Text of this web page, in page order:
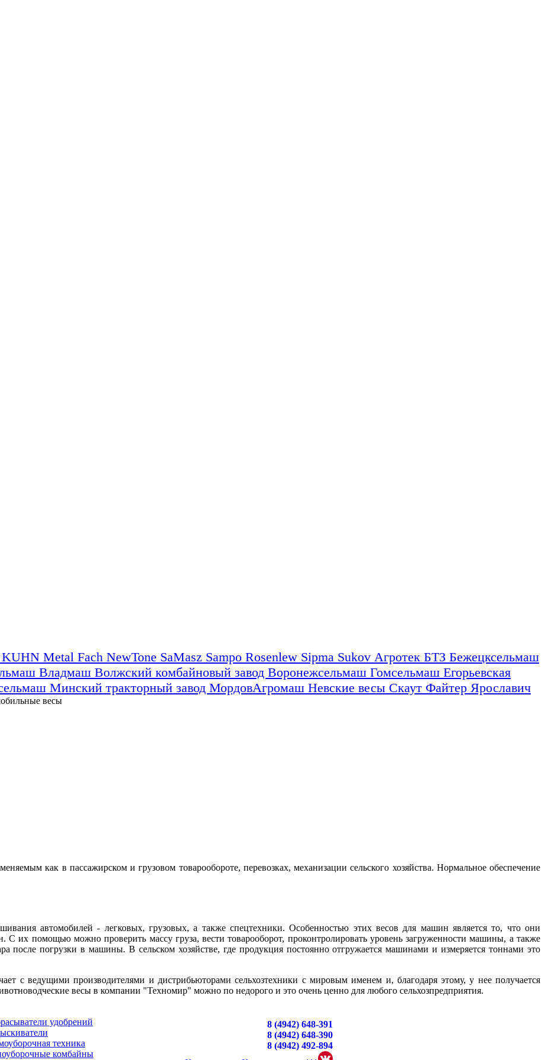
KUHN Metal Fach NewTone SaMasz Sampo Rosenlew Sipma Sukov Агротек БТЗ Бежецксельмаш
Владмаш Волжский комбайновый завод Воронежсельмаш Гомсельмаш Егорьевская
Минский тракторный завод МордовАгромаш Невские весы Скаут Файтер Ярославич
весы
как в пассажирском и грузовом товарообороте, перевозках, механизации сельского хозяйства. Нормальное обеспечение
автомобилей - легковых, грузовых, а также спецтехники. Особенностью этих весов для машин является то, что они
С их помощью можно проверить массу груза, вести товарооборот, проконтролировать уровень загруженности машины, а также
после погрузки в машины. В сельском хозяйстве, где продукция постоянно отгружается машинами и измеряется тоннами это
с ведущими производителями и дистрибьюторами сельхозтехники с мировым именем и, благодаря этому, у нее получается
весы в компании "Техномир" можно по недорого и это очень ценно для любого сельхозпредприятия.
удобрений
техника
комбайны
8 (4942) 648-391
8 (4942) 648-390
8 (4942) 492-894